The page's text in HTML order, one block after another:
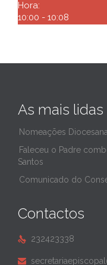
Hora:
10:00 - 10:08
As mais lidas
Nomeações
Faleceu o Padre
Santos
Comunicado do
Contactos
 232423338
